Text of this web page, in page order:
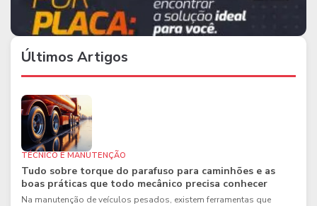
Últimos Artigos
TÉCNICO E MANUTENÇÃO
Tudo sobre torque do parafuso para caminhões e as
boas práticas que todo mecânico precisa conhecer
Na manutenção de veículos pesados, existem ferramentas que